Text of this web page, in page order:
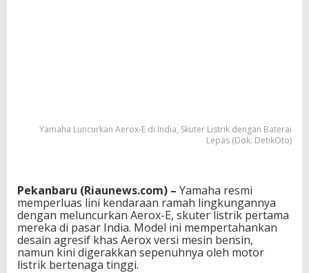
Yamaha Luncurkan Aerox-E di India, Skuter Listrik dengan Baterai
Lepas (Dok. DetikOto)
Pekanbaru (Riaunews.com) – Yamaha resmi
memperluas lini kendaraan ramah lingkungannya
dengan meluncurkan Aerox-E, skuter listrik pertama
mereka di pasar India. Model ini mempertahankan
desain agresif khas Aerox versi mesin bensin,
namun kini digerakkan sepenuhnya oleh motor
listrik bertenaga tinggi.